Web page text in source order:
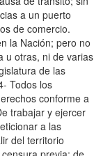
a un puerto
de comercio.
la Nación; pero no
u otras, ni de varias
de las
Todos los
conforme a
trabajar y ejercer
a las
del territorio